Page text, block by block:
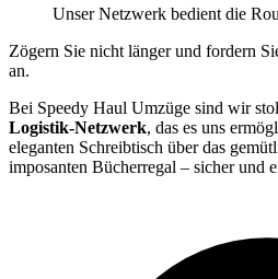
Unser Netzwerk bedient die
Zögern Sie nicht länger und fordern
an.
Bei Speedy Haul Umzüge sind wir
Logistik-Netzwerk, das es uns
eleganten Schreibtisch über das
imposanten Bücherregal – sicher und